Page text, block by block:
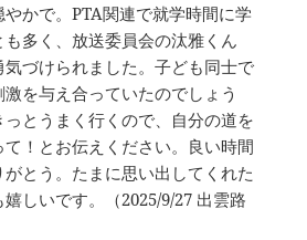
やかで。PTA関連で就学時間に学
多く、放送委員会の汰雅くん
気づけられました。子ども同士で
激を与え合っていたのでしょう
っとうまく行くので、自分の道を
！とお伝えください。良い時間
がとう。たまに思い出してくれた
嬉しいです。（2025/9/27 出雲路